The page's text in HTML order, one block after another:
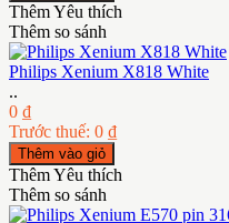
Thêm Yêu thích
Thêm so sánh
Philips Xenium X818 White
..
0 ₫
Trước thuế: 0 ₫
Thêm Yêu thích
Thêm so sánh